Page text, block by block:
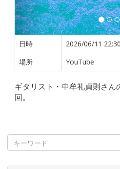
日時
2026/06/11 22:30
場所
YouTube
ギタリスト・中牟礼貞則さん
回。